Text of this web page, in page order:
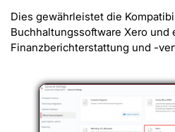
Dies gewährleistet die
Buchhaltungssoftware Xero
Finanzberichterstattung und -